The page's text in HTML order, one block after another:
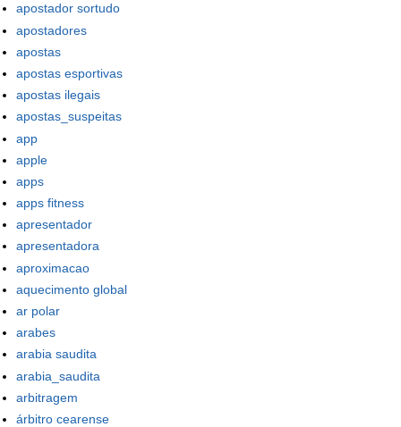
apostador sortudo
apostadores
apostas
apostas esportivas
apostas ilegais
apostas_suspeitas
app
apple
apps
apps fitness
apresentador
apresentadora
aproximacao
aquecimento global
ar polar
arabes
arabia saudita
arabia_saudita
arbitragem
árbitro cearense